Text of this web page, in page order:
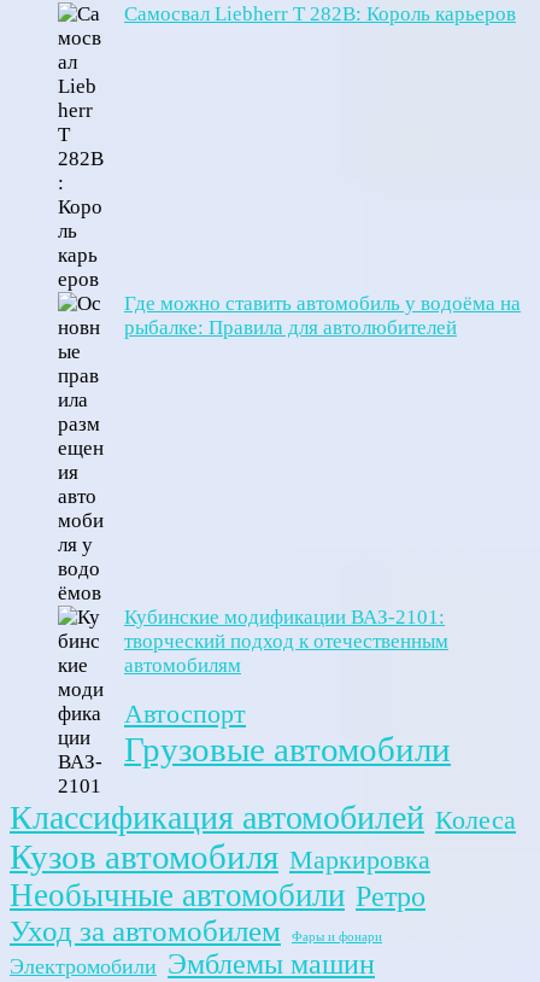
Самосвал Liebherr T 282B: Король карьеров
Где можно ставить автомобиль у водоёма на
рыбалке: Правила для автолюбителей
Кубинские модификации ВАЗ-2101:
творческий подход к отечественным
автомобилям
Автоспорт
Грузовые автомобили
Классификация автомобилей Колеса
Кузов автомобиля Маркировка
Необычные автомобили Ретро
Уход за автомобилем
Фары и фонари
Электромобили Эмблемы машин